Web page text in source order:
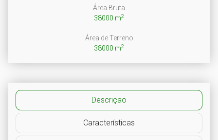
Área Bruta
38000 m2
Área de Terreno
38000 m2
Descrição
Características